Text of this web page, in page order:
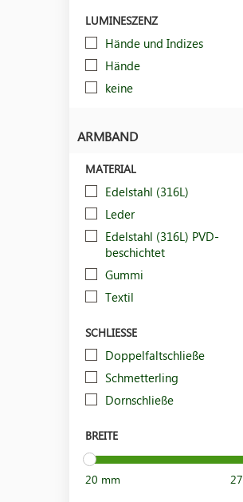
LUMINESZENZ
Hände und Indizes
Hände
keine
ARMBAND
MATERIAL
Edelstahl (316L)
Leder
Edelstahl (316L) PVD-
beschichtet
Gummi
Textil
SCHLIESSE
Doppelfaltschließe
Schmetterling
Dornschließe
BREITE
20 mm